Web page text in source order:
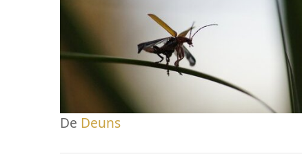
De Deuns